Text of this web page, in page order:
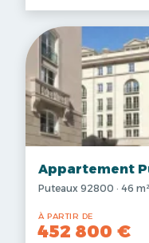
Appartement
Puteaux 92800 · 46 m²
À PARTIR DE
452 800 €